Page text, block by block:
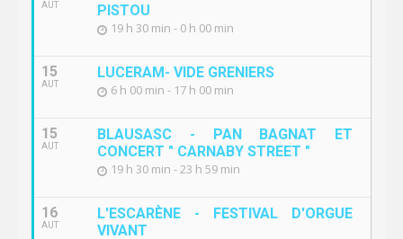
AUT
PISTOU
19 h 30 min - 0 h 00 min
15
AUT
LUCERAM- VIDE GRENIERS
6 h 00 min - 17 h 00 min
15
AUT
BLAUSASC - PAN BAGNAT ET
CONCERT " CARNABY STREET "
19 h 30 min - 23 h 59 min
16
AUT
L'ESCARÈNE - FESTIVAL D'ORGUE
VIVANT